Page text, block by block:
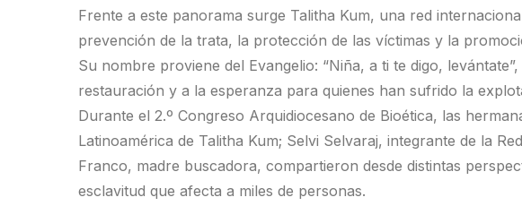
Frente a este panorama surge Talitha Kum, una red
prevención de la trata, la protección de las víctimas y la
Su nombre proviene del Evangelio: “Niña, a ti te digo,
restauración y a la esperanza para quienes han sufrido la
Durante el 2.º Congreso Arquidiocesano de Bioética, las
Latinoamérica de Talitha Kum; Selvi Selvaraj, integrante de la
Franco, madre buscadora, compartieron desde distintas
esclavitud que afecta a miles de personas.